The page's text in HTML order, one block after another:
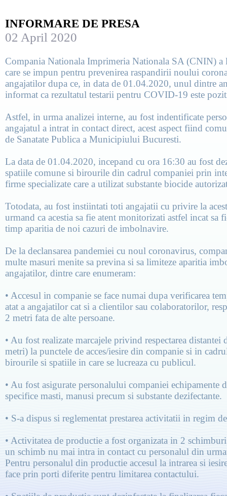
INFORMARE DE PRESA
02 April 2020
Compania Nationala Imprimeria Nationala SA (CNIN) a
care se impun pentru prevenirea raspandirii noului
angajatilor dupa ce, in data de 01.04.2020, unul dintre
informat ca rezultatul testarii pentru COVID-19 este
Astfel, in urma analizei interne, au fost indentificate
angajatul a intrat in contact direct, acest aspect fiind
de Sanatate Publica a Municipiului Bucuresti.
La data de 01.04.2020, incepand cu ora 16:30 au fost
spatiile comune si birourile din cadrul companiei prin
firme specializate care a utilizat substante biocide
Totodata, au fost instiintati toti angajatii cu privire la
urmand ca acestia sa fie atent monitorizati astfel incat sa
timp aparitia de noi cazuri de imbolnavire.
De la declansarea pandemiei cu noul coronavirus,
multe masuri menite sa previna si sa limiteze aparitia
angajatilor, dintre care enumeram:
• Accesul in companie se face numai dupa verificarea
atat a angajatilor cat si a clientilor sau colaboratorilor,
2 metri fata de alte persoane.
• Au fost realizate marcajele privind respectarea distantei
metri) la punctele de acces/iesire din companie si in
birourile si spatiile in care se lucreaza cu publicul.
• Au fost asigurate personalului companiei echipamente
specifice masti, manusi precum si substante dezifectante.
• S-a dispus si reglementat prestarea activitatii in regim
• Activitatea de productie a fost organizata in 2
un schimb nu mai intra in contact cu personalul din
Pentru personalul din productie accesul la intrarea si
face prin porti diferite pentru limitarea contactului.